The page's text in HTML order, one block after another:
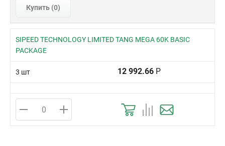
Купить (0)
SIPEED TECHNOLOGY LIMITED TANG MEGA 60K BASIC
PACKAGE
3 шт 12 992.66 Р